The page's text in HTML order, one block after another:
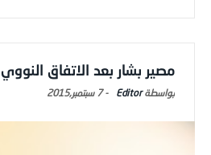
مصير بشار بعد الاتفاق النووي
Editor
-7 سبتمبر,2015